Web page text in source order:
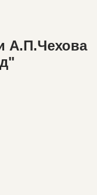
А.П.Чехова